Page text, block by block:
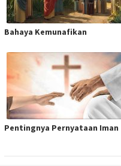
Bahaya Kemunafikan
Pentingnya Pernyataan Iman